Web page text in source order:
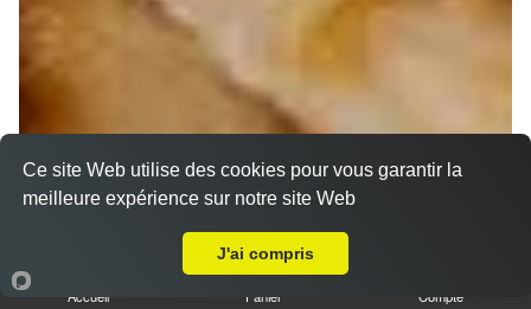
Accueil Panier Compte
Ce site Web utilise des cookies pour vous garantir la
meilleure expérience sur notre site Web
J'ai compris